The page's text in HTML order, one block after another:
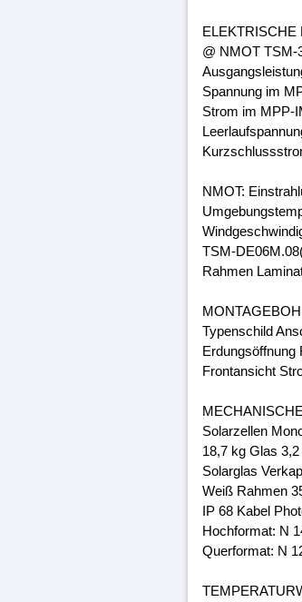
ELEKTRISCHE
@ NMOT TSM-
Spannung im
Strom im MPP-
NMOT:
TSM-
Rahmen
Typenschild
Erdungsöffnung
Frontansicht
Solarzellen
18,7 kg Glas
Solarglas
Weiß Rahmen
IP 68 Kabel
Hochformat: N
Querformat: N